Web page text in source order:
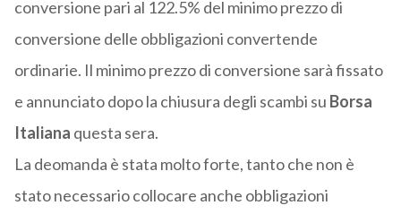
conversione pari al 122.5% del minimo prezzo di
conversione delle obbligazioni convertende
ordinarie. Il minimo prezzo di conversione sarà fissato
e annunciato dopo la chiusura degli scambi su Borsa
Italiana questa sera.
La deomanda è stata molto forte, tanto che non è
stato necessario collocare anche obbligazioni